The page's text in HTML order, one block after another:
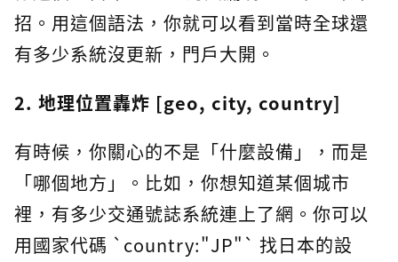
招。用這個語法，你就可以看到當時全球還
有多少系統沒更新，門戶大開。
2. 地理位置轟炸 [geo, city, country]
有時候，你關心的不是「什麼設備」，而是
「哪個地方」。比如，你想知道某個城市
裡，有多少交通號誌系統連上了網。你可以
用國家代碼 `country:"JP"` 找日本的設